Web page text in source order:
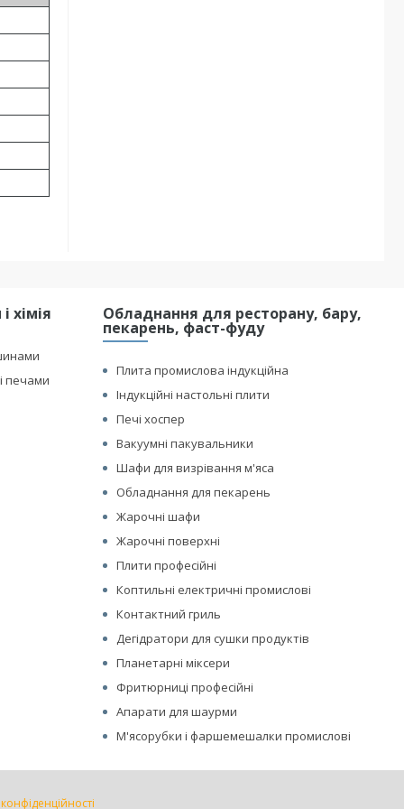
хімія
печами
Обладнання для ресторану, бару,
пекарень, фаст-фуду
Плита промислова індукційна
Індукційні настольні плити
Печі хоспер
Вакуумні пакувальники
Шафи для визрівання м'яса
Обладнання для пекарень
Жарочні шафи
Жарочні поверхні
Плити професійні
Коптильні електричні промислові
Контактний гриль
Дегідратори для сушки продуктів
Планетарні міксери
Фритюрниці професійні
Апарати для шаурми
М'ясорубки і фаршемешалки промислові